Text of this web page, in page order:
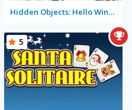
Hidden Objects: Hello Winter
5